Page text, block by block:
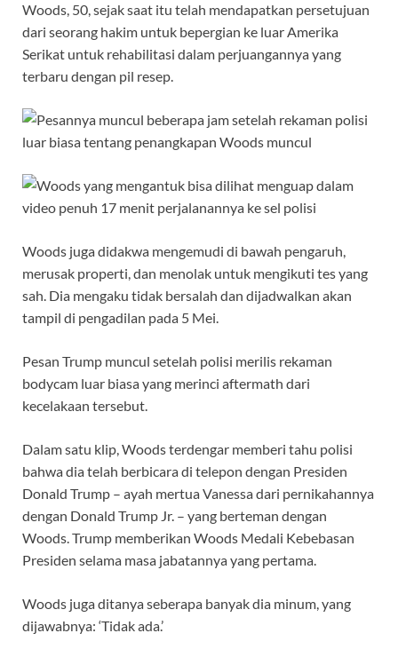
Woods, 50, sejak saat itu telah mendapatkan persetujuan
dari seorang hakim untuk bepergian ke luar Amerika
Serikat untuk rehabilitasi dalam perjuangannya yang
terbaru dengan pil resep.
Woods juga didakwa mengemudi di bawah pengaruh,
merusak properti, dan menolak untuk mengikuti tes yang
sah. Dia mengaku tidak bersalah dan dijadwalkan akan
tampil di pengadilan pada 5 Mei.
Pesan Trump muncul setelah polisi merilis rekaman
bodycam luar biasa yang merinci aftermath dari
kecelakaan tersebut.
Dalam satu klip, Woods terdengar memberi tahu polisi
bahwa dia telah berbicara di telepon dengan Presiden
Donald Trump – ayah mertua Vanessa dari pernikahannya
dengan Donald Trump Jr. – yang berteman dengan
Woods. Trump memberikan Woods Medali Kebebasan
Presiden selama masa jabatannya yang pertama.
Woods juga ditanyaseberapa banyak dia minum, yang
dijawabnya: ‘Tidak ada.’